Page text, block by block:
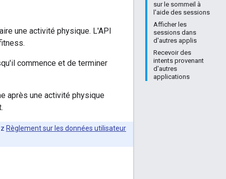
sur le sommeil à
l'aide des sessions
Afficher les
sessions dans
d'autres applis
Recevoir des
intents provenant
d'autres
applications
une activité physique. L'API
commence et de terminer
après une activité physique
Règlement sur les données utilisateur